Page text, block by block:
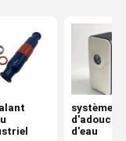
système
d'eau